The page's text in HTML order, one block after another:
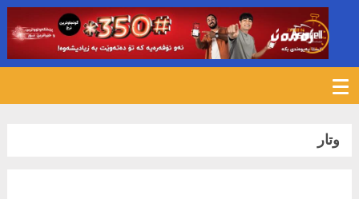
وتار